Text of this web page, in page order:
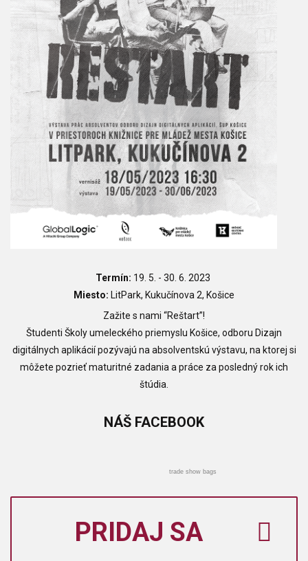
Termín: 19. 5. - 30. 6. 2023
Miesto: LitPark, Kukučínova 2, Košice
Zažite s nami “Reštart”!
Študenti Školy umeleckého priemyslu Košice, odboru Dizajn
digitálnych aplikáciípozývajú na absolventskú výstavu, na ktorej si
môžete pozrieť maturitné zadania a práce za posledný rok ich
štúdia.
NÁŠ FACEBOOK
trade show bags
PRIDAJ SA